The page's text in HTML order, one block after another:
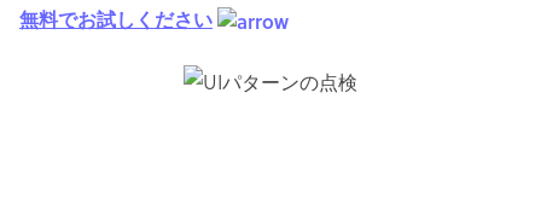
無料でお試しください